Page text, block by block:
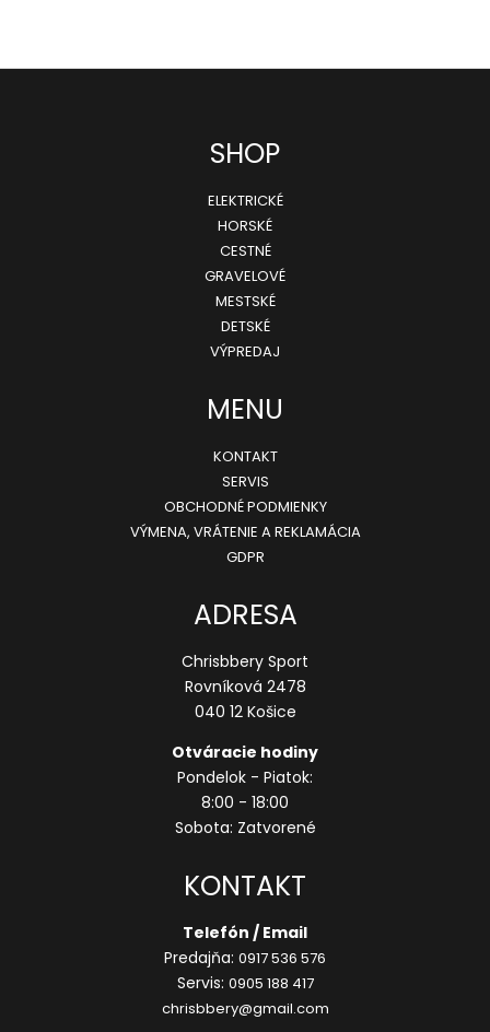
SHOP
ELEKTRICKÉ
HORSKÉ
CESTNÉ
GRAVELOVÉ
MESTSKÉ
DETSKÉ
VÝPREDAJ
MENU
KONTAKT
SERVIS
OBCHODNÉ PODMIENKY
VÝMENA, VRÁTENIE A REKLAMÁCIA
GDPR
ADRESA
Chrisbbery Sport
Rovníková 2478
040 12 Košice
Otváracie hodiny
Pondelok - Piatok:
8:00 - 18:00
Sobota: Zatvorené
KONTAKT
Telefón / Email
Predajňa: 0917 536 576
Servis: 0905 188 417
chrisbbery@gmail.com